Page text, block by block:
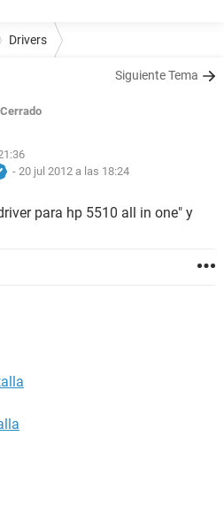
Drivers
Siguiente Tema
Cerrado
- 20 jul 2012 a las 18:24
para hp 5510 all in one" y